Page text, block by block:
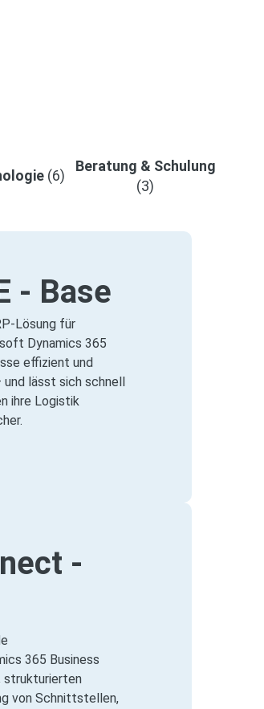
(6)
Beratung & Schulung
(3)
- Base
für
Dynamics 365
effizient und
und lässt sich schnell
ihre Logistik
-
365 Business
strukturierten
von Schnittstellen,